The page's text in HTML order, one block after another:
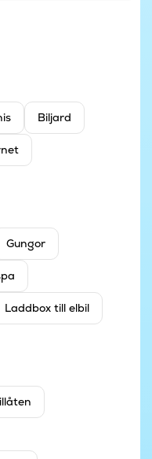
Biljard
Gungor
Laddbox till elbil